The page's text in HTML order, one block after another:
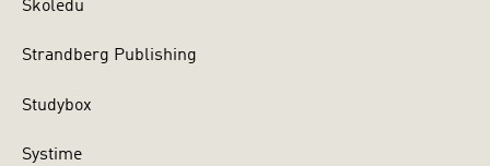
Skoledu
Strandberg Publishing
Studybox
Systime